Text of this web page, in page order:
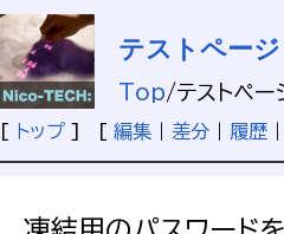
テストページ
Top/テストペー
[ トップ ] [ 編集 差分 履歴